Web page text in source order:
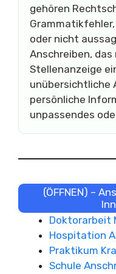
gehören
oder nicht
Anschreiben,
Stellenanzeige
unübersichtliche
persönliche
unpassendes
(ÖFFNEN) –
Doktorarbeit
Hospitation
Praktikum
Schule